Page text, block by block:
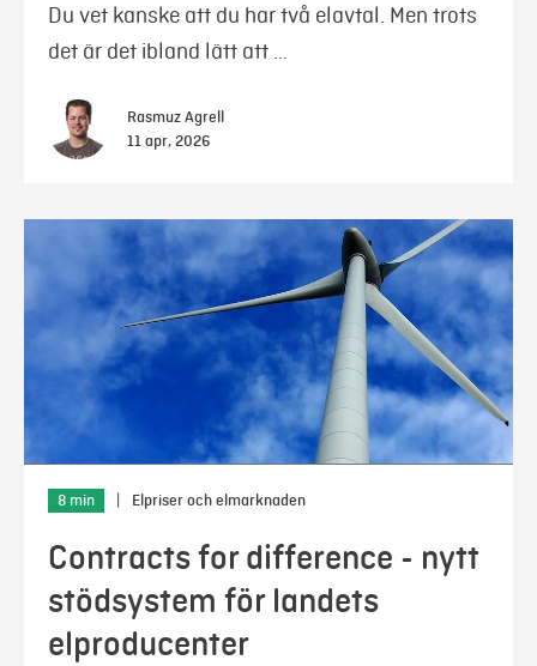
Du vet kanske att du har två elavtal. Men trots
det är det ibland lätt att …
Rasmuz Agrell
11 apr, 2026
8 min Elpriser och elmarknaden
Contracts for difference - nytt
stödsystem för landets
elproducenter